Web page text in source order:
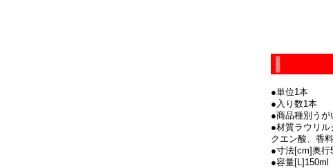
●単位1本
●入り数1本
●商品種別う
●材質ラウリル
クエン酸、香
●寸法[cm]奥行
●容量[L]150ml